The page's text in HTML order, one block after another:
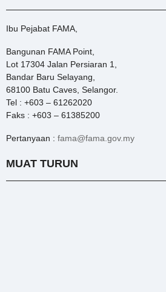
Ibu Pejabat FAMA,
Bangunan FAMA Point,
Lot 17304 Jalan Persiaran 1,
Bandar Baru Selayang,
68100 Batu Caves, Selangor.
Tel : +603 – 61262020
Faks : +603 – 61385200
Pertanyaan : fama@fama.gov.my
MUAT TURUN